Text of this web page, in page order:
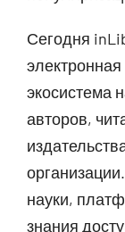
Сегодня
экосистема
авторов,
науки,
знания